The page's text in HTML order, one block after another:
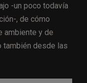
-un poco todavía
, de cómo
ambiente y de
también desde las